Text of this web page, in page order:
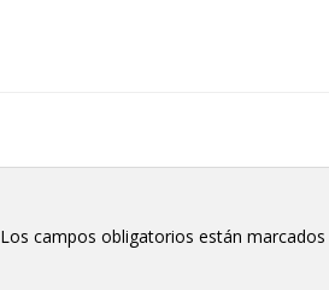
Los campos obligatorios están marcados